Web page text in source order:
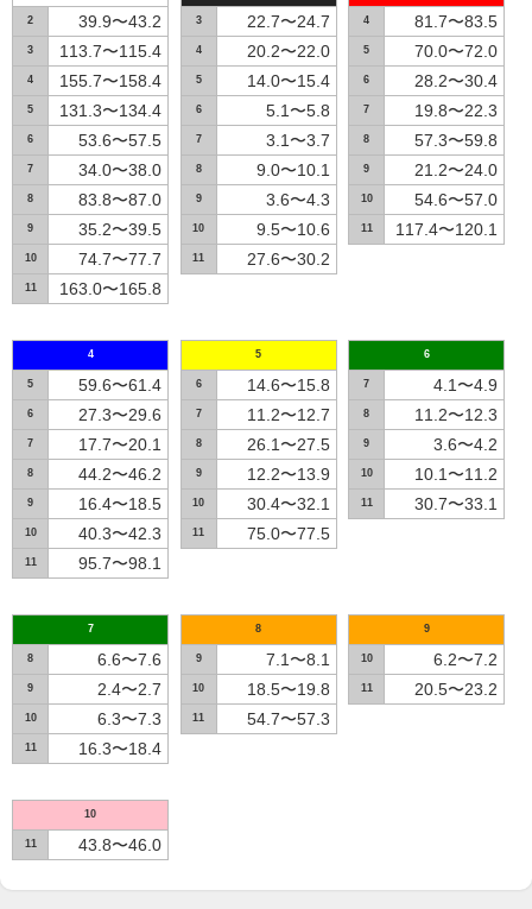
2 39.9〜43.2
3 113.7〜115.4
4 155.7〜158.4
5 131.3〜134.4
6 53.6〜57.5
7 34.0〜38.0
8 83.8〜87.0
9 35.2〜39.5
10 74.7〜77.7
11 163.0〜165.8
3 22.7〜24.7
4 20.2〜22.0
5 14.0〜15.4
6 5.1〜5.8
7 3.1〜3.7
8 9.0〜10.1
9 3.6〜4.3
10 9.5〜10.6
11 27.6〜30.2
4 81.7〜83.5
5 70.0〜72.0
6 28.2〜30.4
7 19.8〜22.3
8 57.3〜59.8
9 21.2〜24.0
10 54.6〜57.0
11 117.4〜120.1
4
5 59.6〜61.4
6 27.3〜29.6
7 17.7〜20.1
8 44.2〜46.2
9 16.4〜18.5
10 40.3〜42.3
11 95.7〜98.1
5
6 14.6〜15.8
7 11.2〜12.7
8 26.1〜27.5
9 12.2〜13.9
10 30.4〜32.1
11 75.0〜77.5
6
7 4.1〜4.9
8 11.2〜12.3
9 3.6〜4.2
10 10.1〜11.2
11 30.7〜33.1
7
8 6.6〜7.6
9 2.4〜2.7
10 6.3〜7.3
11 16.3〜18.4
8
9 7.1〜8.1
10 18.5〜19.8
11 54.7〜57.3
9
10 6.2〜7.2
11 20.5〜23.2
10
11 43.8〜46.0